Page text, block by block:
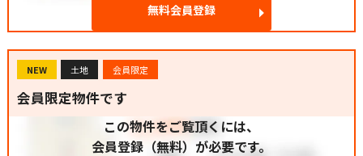
無料会員登録
NEW 土地 会員限定
会員限定物件です
この物件をご覧頂くには、
会員登録（無料）が必要です。